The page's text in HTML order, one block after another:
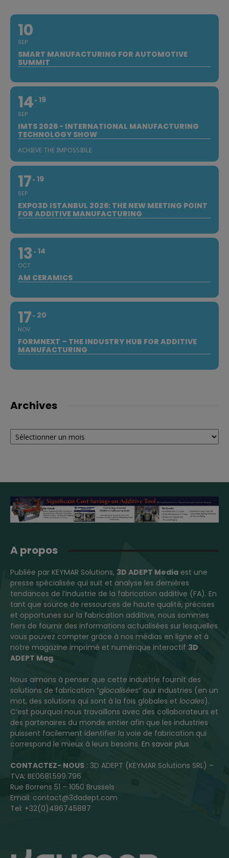
10
SEP
SMART MANUFACTURING FOR AUTOMOTIVE
SUMMIT
14
SEP
19
IMTS 2026 - INTERNATIONAL MANUFACTURING
TECHNOLOGY SHOW
ACHIEVE THE IMPOSSIBLE
17
SEP
19
EXPO3D ISTANBUL 2026: THE NEW MEETING POINT
FOR ADDITIVE MANUFACTURING
13
OCT
14
AM CERAMICS
17
NOV
20
FORMNEXT – THE INDUSTRY HUB FOR ADDITIVE
MANUFACTURING
Archives
Archives
A propos
Publiée par KEYMAR Solutions, 3D ADEPT Media est une
presse spécialisée qui suit et analyse les dernières
tendances de l’industrie de la fabrication additive (FA). En
tant que source de ressources de haute qualité, précises
et opportunes sur la fabrication additive, nous sommes
fiers de fournir des informations actualisées sur lesquelles
vous pouvez compter grâce à nos médias en ligne et à
notre magazine imprimé et numérique interactif 3D
ADEPT Mag.
Nous aimons à penser que cette industrie fournit des
solutions de fabrication “glocalisées” aux industries (en un
mot, des solutions qui sont à la fois globales et locales).
C’est pourquoi nous travaillons avec des collaborateurs et
des partenaires du monde entier afin que les industries
puissent facilement identifier la voie de fabrication qui
correspond le mieux à leurs besoins. En savoir plus
CONTACTEZ- NOUS : 3D ADEPT (KEYMAR Solutions SRL) –
TVA: BE0681.599.796
Rue Borrens 51 – 1050 Brussels
Email: contact@3dadept.com
Tel: +32(0)486745887